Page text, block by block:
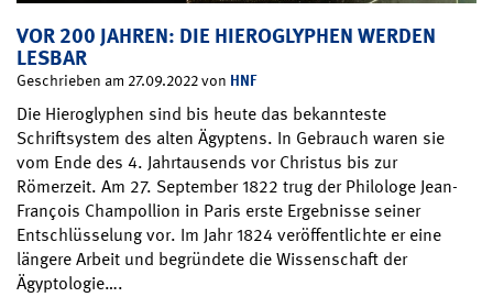
VOR 200 JAHREN: DIE HIEROGLYPHEN WERDEN
LESBAR
Geschrieben am 27.09.2022 von HNF
Die Hieroglyphen sind bis heute das bekannteste
Schriftsystem des alten Ägyptens. In Gebrauch waren sie
vom Ende des 4. Jahrtausends vor Christus bis zur
Römerzeit. Am 27. September 1822 trug der Philologe Jean-
François Champollion in Paris erste Ergebnisse seiner
Entschlüsselung vor. Im Jahr 1824 veröffentlichte er eine
längere Arbeit und begründete die Wissenschaft der
Ägyptologie….